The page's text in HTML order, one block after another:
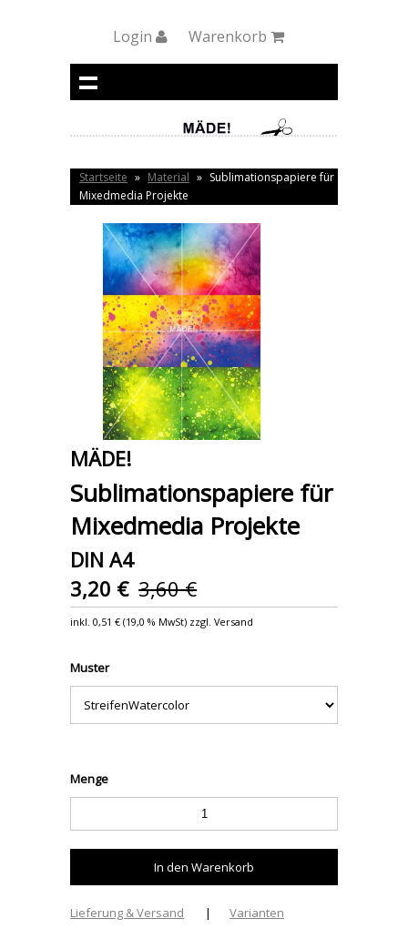
Login Warenkorb
Startseite » Material » Sublimationspapiere für
Mixedmedia Projekte
MÄDE!
Sublimationspapiere für
Mixedmedia Projekte
DIN A4
3,20 € 3,60 €
inkl.0,51 € (19,0 % MwSt) zzgl. Versand
Muster
Menge
Lieferung & Versand | Varianten